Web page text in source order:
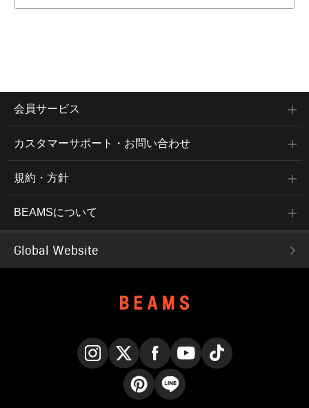
会員サービス
カスタマーサポート・お問い合わせ
規約・方針
BEAMSについて
Global Website